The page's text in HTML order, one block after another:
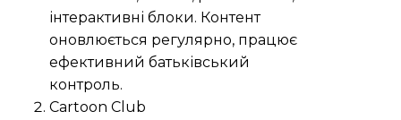
інтерактивні блоки. Контент
оновлюється регулярно, працює
ефективний батьківський
контроль.
Cartoon Club